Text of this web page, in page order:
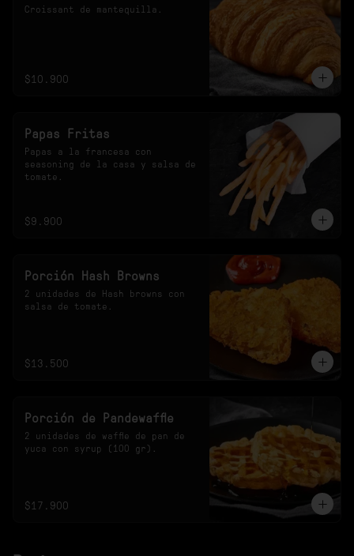
Croissant de mantequilla.
$10.900
Papas Fritas
Papas a la francesa con
seasoning de la casa y salsa de
tomate.
$9.900
Porción Hash Browns
2 unidades de Hash browns con
salsa de tomate.
$13.500
Porción de Pandewaffle
2 unidades de waffle de pan de
yuca con syrup (100 gr).
$17.900